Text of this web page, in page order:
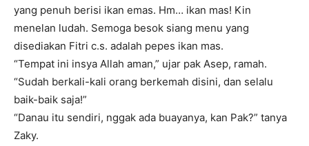
yang penuh berisi ikan emas. Hm… ikan mas! Kin
menelan ludah. Semoga besok siang menu yang
disediakan Fitri c.s. adalah pepes ikan mas.
“Tempat ini insya Allah aman,” ujar pak Asep, ramah.
“Sudah berkali-kali orang berkemah disini, dan selalu
baik-baik saja!”
“Danau itu sendiri, nggak ada buayanya, kan Pak?” tanya
Zaky.